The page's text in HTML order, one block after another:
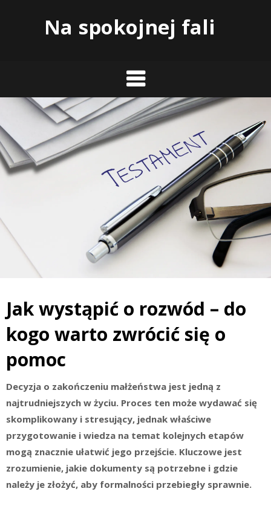
Na spokojnej fali
Jak wystąpić o rozwód – do
kogo warto zwrócić się o
pomoc
Decyzja o zakończeniu małżeństwa jest jedną z
najtrudniejszych w życiu. Proces ten może wydawać się
skomplikowany i stresujący, jednak właściwe
przygotowanie i wiedza na temat kolejnych etapów
mogą znacznie ułatwić jego przejście. Kluczowe jest
zrozumienie, jakie dokumenty są potrzebne i gdzie
należy je złożyć, aby formalności przebiegły sprawnie.